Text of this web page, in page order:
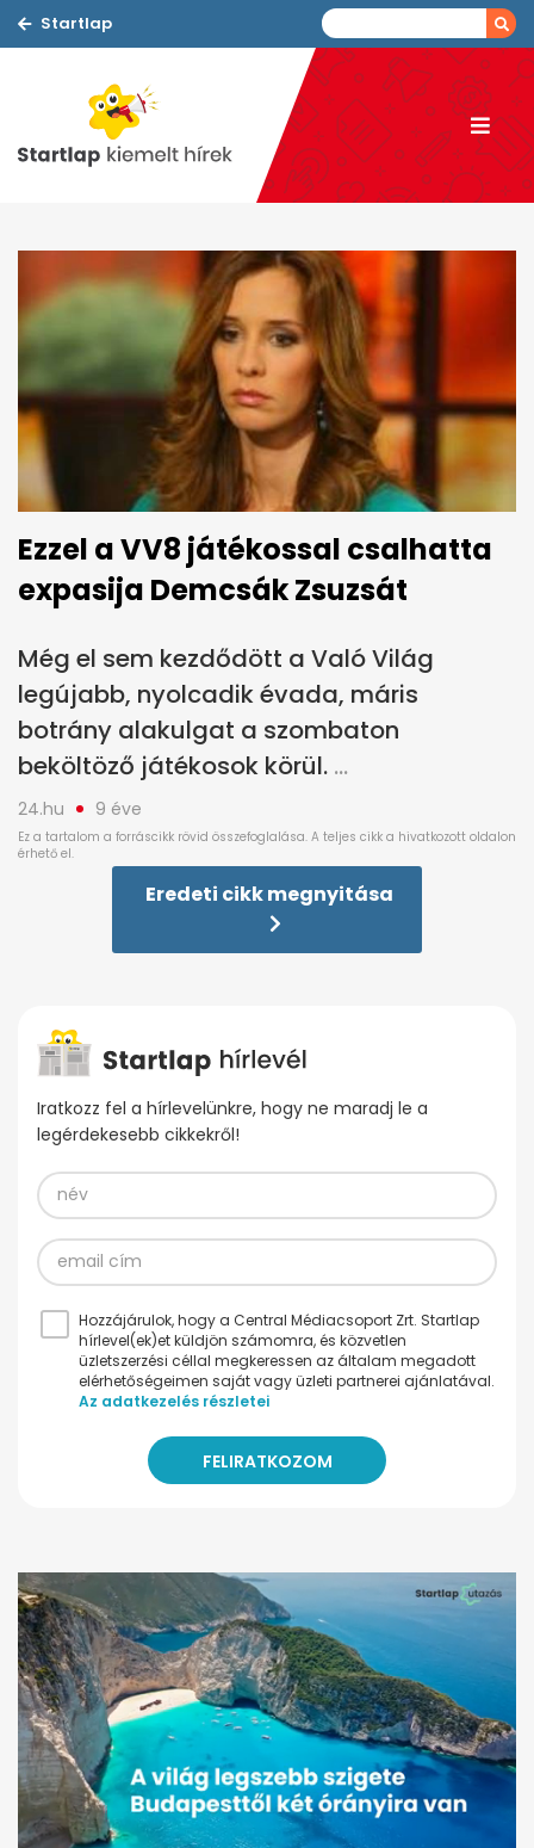
Startlap
Ezzel a VV8 játékossal csalhatta
expasija Demcsák Zsuzsát
Még el sem kezdődött a Való Világ
legújabb, nyolcadik évada, máris
botrány alakulgat a szombaton
beköltöző játékosok körül.
24.hu 9 éve
Eredeti cikk megnyitása
Iratkozz fel a hírlevelünkre, hogy ne maradj le a
legérdekesebb cikkekről!
Hozzájárulok, hogy a Central Médiacsoport Zrt. Startlap
hírlevel(ek)et küldjön számomra, és közvetlen
üzletszerzési céllal megkeressen az általam megadott
elérhetőségeimen saját vagy üzleti partnerei ajánlatával.
Az adatkezelés részletei